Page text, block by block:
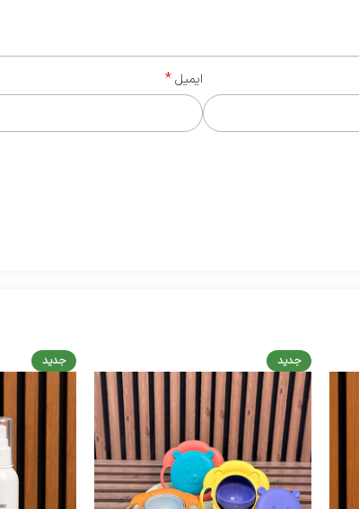
ایمیل*
جدید جدید